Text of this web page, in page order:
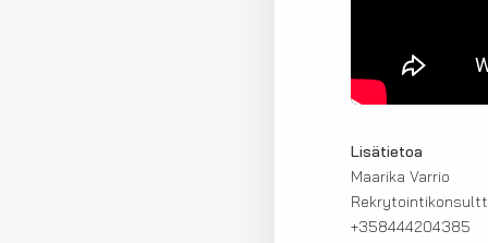
Lisätietoa
Maarika Varrio
+358444204385